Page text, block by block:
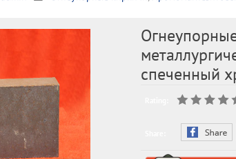
спеченный